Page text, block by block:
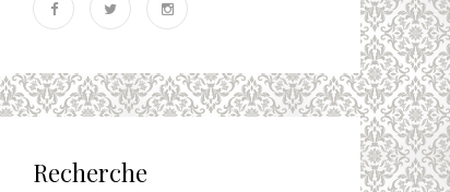
Recherche